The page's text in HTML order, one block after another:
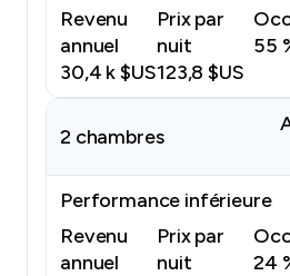
Revenu
annuel
30,4 k $US
Prix par
nuit
123,8 $US
55
2 chambres
Performance inférieure
Revenu
annuel
Prix par
nuit
24